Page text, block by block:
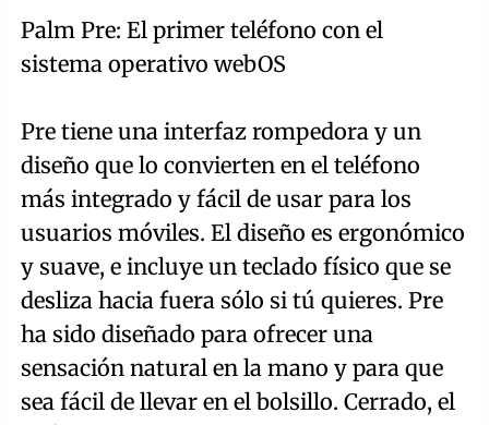
Palm Pre: El primer teléfono con el
sistema operativo webOS
Pre tiene una interfaz rompedora y un
diseño que lo convierten en el teléfono
más integrado y fácil de usar para los
usuarios móviles. El diseño es ergonómico
y suave, e incluye un teclado físico que se
desliza hacia fuera sólo si tú quieres. Pre
ha sido diseñado para ofrecer una
sensación natural en la mano y para que
sea fácil de llevar en el bolsillo. Cerrado, el